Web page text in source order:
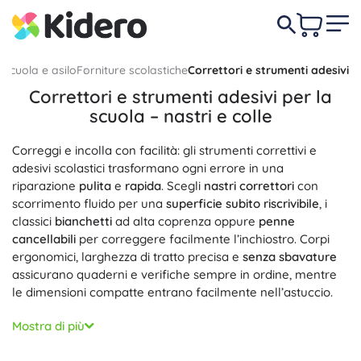
Scuola e asiloForniture scolasticheCorrettori e strumenti adesivi
Correttori e strumenti adesivi per la
scuola – nastri e colle
Correggi e incolla con facilità: gli strumenti correttivi e
adesivi scolastici trasformano ogni errore in una
riparazione pulita e rapida. Scegli nastri correttori con
scorrimento fluido per una superficie subito riscrivibile, i
classici bianchetti ad alta coprenza oppure penne
cancellabili per correggere facilmente l’inchiostro. Corpi
ergonomici, larghezza di tratto precisa e senza sbavature
assicurano quaderni e verifiche sempre in ordine, mentre
le dimensioni compatte entrano facilmente nell’astuccio.
Per progetti e compiti a casa scegli
cartoncino,colla liquida
Mostra di più